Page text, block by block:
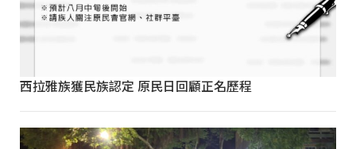
西拉雅族獲民族認定 原民日回顧正名歷程